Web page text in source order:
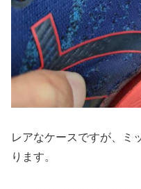
レアなケースですが、ミ
ります。